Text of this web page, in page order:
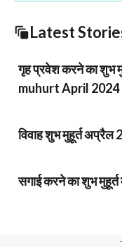
Latest
गृह प्रवेश करने का शुभ
muhurt April 2024
विवाह शुभ मुहूर्त अप्रैल
सगाई करने का शुभ मुहूर्त